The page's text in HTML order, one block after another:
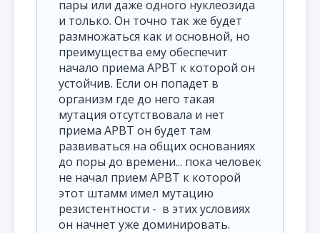
пары или даже одного нуклеозида
и только. Он точно так же будет
размножаться как и основной, но
преимущества ему обеспечит
начало приема АРВТ к которой он
устойчив. Если он попадет в
организм где до него такая
мутация отсутствовала и нет
приема АРВТ он будет там
развиваться на общих основаниях
до поры до времени... пока человек
не начал прием АРВТ к которой
этот штамм имел мутацию
резистентности - в этих условиях
он начнет уже доминировать.